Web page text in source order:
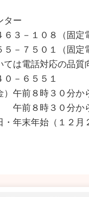
ター
－１０８（固定電
１（固定電話
応の品質向上と
－６５５１
午前８時３０分か
０分から午
始（１２月２９